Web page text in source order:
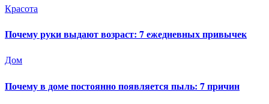
Красота
Почему руки выдают возраст: 7 ежедневных привычек
Дом
Почему в доме постоянно появляется пыль: 7 причин